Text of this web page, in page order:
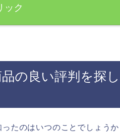
ック
の良い評判を探
たのはいつのことでしょう